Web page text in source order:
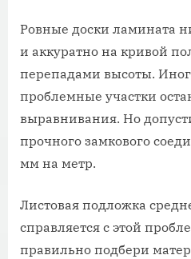
Ровные доски ламината
и аккуратно на кривой
перепадами высоты.
проблемные участки
выравнивания. Но
прочного замкового
мм на метр.
Листовая подложка
справляется с этой
правильно подбери